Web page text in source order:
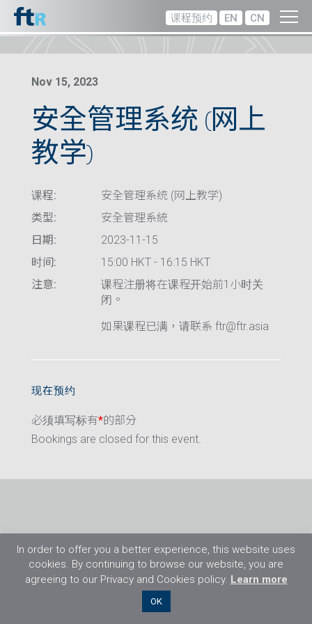
课程预约 EN CN
Nov 15, 2023
安全管理系统 (网上
教学)
课程:
安全管理系统 (网上教学)
类型:
安全管理系統
日期:
2023-11-15
时间:
15:00 HKT - 16:15 HKT
注意:
课程注册将在课程开始前1小时关
闭。
如果课程已满，请联系 ftr@ftr.asia
现在预约
必须填写标有*的部分
Bookings are closed for this event.
©2026 Flight Training Resources Limited. 保
In order to offer you a better experience, this website uses
cookies. By continuing to browse our website, you are
agreeing to our Privacy and Cookies policy. Learn more
OK